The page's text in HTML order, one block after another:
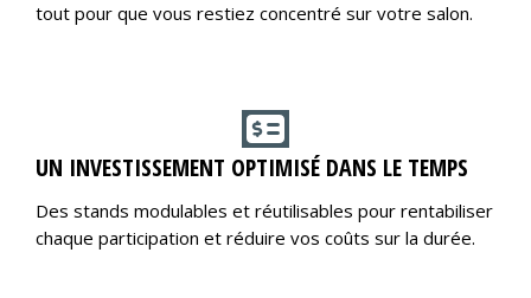
tout pour que vous restiez concentré sur votre salon.
UN INVESTISSEMENT OPTIMISÉ DANS LE TEMPS
Des stands modulables et réutilisables pour rentabiliser
chaque participation et réduire vos coûts sur la durée.